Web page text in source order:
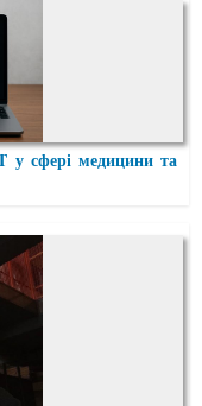
у сфері медицини та